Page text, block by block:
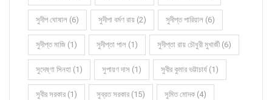
সুদীপ ঘোষাল (6) সুদীপা বর্মণ রায় (2) সুদীপ্ত পারিয়াল (6)
সুদীপ্ত মাজি (1) সুদীপ্তা পাল (1) সুদীপ্তা রায় চৌধুরী মুখার্জী (6)
সুদেষ্ণা সিনহা (1) সুপায়ণ দাস (1) সুবীর কুমার ভট্টাচার্য (1)
সুবীর সরকার (1) সুব্রত সরকার (15) সুমিত মোদক (4)